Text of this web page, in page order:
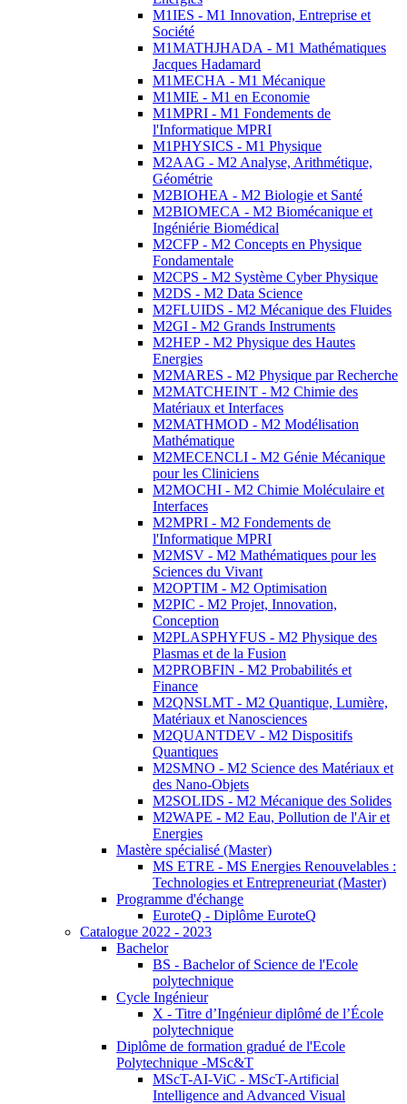
M1IES - M1 Innovation, Entreprise et
Société
M1MATHJHADA - M1 Mathématiques
Jacques Hadamard
M1MECHA - M1 Mécanique
M1MIE - M1 en Economie
M1MPRI - M1 Fondements de
l'Informatique MPRI
M1PHYSICS - M1 Physique
M2AAG - M2 Analyse, Arithmétique,
Géométrie
M2BIOHEA - M2 Biologie et Santé
M2BIOMECA - M2 Biomécanique et
Ingéniérie Biomédical
M2CFP - M2 Concepts en Physique
Fondamentale
M2CPS - M2 Système Cyber Physique
M2DS - M2 Data Science
M2FLUIDS - M2 Mécanique des Fluides
M2GI - M2 Grands Instruments
M2HEP - M2 Physique des Hautes
Energies
M2MARES - M2 Physique par Recherche
M2MATCHEINT - M2 Chimie des
Matériaux et Interfaces
M2MATHMOD - M2 Modélisation
Mathématique
M2MECENCLI - M2 Génie Mécanique
pour les Cliniciens
M2MOCHI - M2 Chimie Moléculaire et
Interfaces
M2MPRI - M2 Fondements de
l'Informatique MPRI
M2MSV - M2 Mathématiques pour les
Sciences du Vivant
M2OPTIM - M2 Optimisation
M2PIC - M2 Projet, Innovation,
Conception
M2PLASPHYFUS - M2 Physique des
Plasmas et de la Fusion
M2PROBFIN - M2 Probabilités et
Finance
M2QNSLMT - M2 Quantique, Lumière,
Matériaux et Nanosciences
M2QUANTDEV - M2 Dispositifs
Quantiques
M2SMNO - M2 Science des Matériaux et
des Nano-Objets
M2SOLIDS - M2 Mécanique des Solides
M2WAPE - M2 Eau, Pollution de l'Air et
Energies
Mastère spécialisé (Master)
MS ETRE - MS Energies Renouvelables :
Technologies et Entrepreneuriat (Master)
Programme d'échange
EuroteQ - Diplôme EuroteQ
Catalogue 2022 - 2023
Bachelor
BS - Bachelor of Science de l'Ecole
polytechnique
Cycle Ingénieur
X - Titre d’Ingénieur diplômé de l’École
polytechnique
Diplôme de formation gradué de l'Ecole
Polytechnique -MSc&T
MScT-AI-ViC - MScT-Artificial
Intelligence and Advanced Visual